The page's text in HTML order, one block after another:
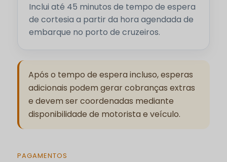
Inclui até 45 minutos de tempo de espera
de cortesia a partir da hora agendada de
embarque no porto de cruzeiros.
Após o tempo de espera incluso, esperas
adicionais podem gerar cobranças extras
e devem ser coordenadas mediante
disponibilidade de motorista e veículo.
PAGAMENTOS